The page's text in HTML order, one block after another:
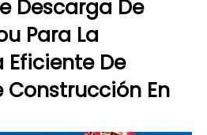
Descarga De
Para La
Eficiente De
Construcción En